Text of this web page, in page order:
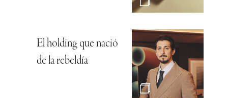
El holding que nació
de la rebeldía